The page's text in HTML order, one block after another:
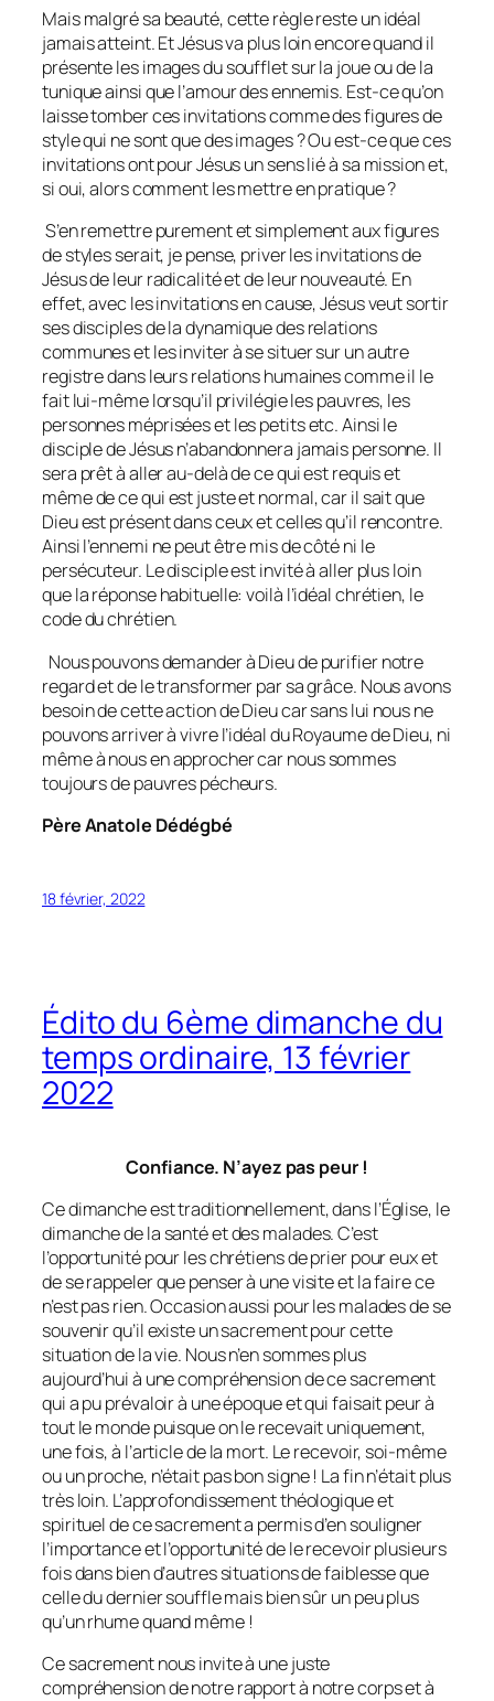
Mais malgré sa beauté, cette règle reste un idéal
jamais atteint. Et Jésus va plus loin encore quand il
présente les images du soufflet sur la joue ou de la
tunique ainsi que l’amour des ennemis. Est-ce qu’on
laisse tomber ces invitations comme des figures de
style qui ne sont que des images ? Ou est-ce que ces
invitations ont pour Jésus un sens lié à sa mission et,
si oui, alors comment les mettre en pratique ?
S’en remettre purement et simplement aux figures
de styles serait, je pense, priver les invitations de
Jésus de leur radicalité et de leur nouveauté. En
effet, avec les invitations en cause, Jésus veut sortir
ses disciples de la dynamique des relations
communes et les inviter à se situer sur un autre
registre dans leurs relations humaines comme il le
fait lui-même lorsqu’il privilégie les pauvres, les
personnes méprisées et les petits etc. Ainsi le
disciple de Jésus n’abandonnera jamais personne. Il
sera prêt à aller au-delà de ce qui est requis et
même de ce qui est juste et normal, car il sait que
Dieu est présent dans ceux et celles qu’il rencontre.
Ainsi l’ennemi ne peut être mis de côté ni le
persécuteur. Le disciple est invité à aller plus loin
que la réponse habituelle: voilà l’idéal chrétien, le
code du chrétien.
Nous pouvons demander à Dieu de purifier notre
regard et de le transformer par sa grâce. Nous avons
besoin de cette action de Dieu car sans lui nous ne
pouvons arriver à vivre l’idéal du Royaume de Dieu, ni
même à nous en approcher car nous sommes
toujours de pauvres pécheurs.
Père Anatole Dédégbé
18 février, 2022
Édito du 6ème dimanche du
temps ordinaire, 13 février
2022
Confiance. N’ayez pas peur !
Ce dimanche est traditionnellement, dans l’Église, le
dimanche de la santé et des malades. C’est
l’opportunité pour les chrétiens de prier pour eux et
de se rappeler que penser à une visite et la faire ce
n’est pas rien. Occasion aussi pour les malades de se
souvenir qu’il existe un sacrement pour cette
situation de la vie. Nous n’en sommes plus
aujourd’hui à une compréhension de ce sacrement
qui a pu prévaloir à une époque et qui faisait peur à
tout le monde puisque on le recevait uniquement,
une fois, à l’article de la mort. Le recevoir, soi-même
ou un proche, n’était pas bon signe ! La fin n’était plus
très loin. L’approfondissement théologique et
spirituel de ce sacrement a permis d’en souligner
l’importance et l’opportunité de le recevoir plusieurs
fois dans bien d’autres situations de faiblesse que
celle du dernier souffle mais bien sûr un peu plus
qu’un rhume quand même !
Ce sacrement nous invite à une juste
compréhension de notre rapport à notre corps et à